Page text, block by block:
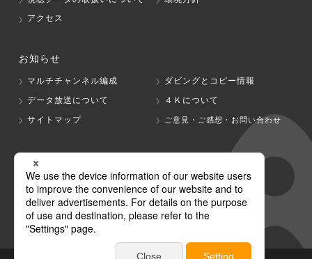
アクセス
お知らせ
マルチチャンネル編成
ダビングとコピー情報
データ放送について
４Ｋについて
サイトマップ
ご意見・ご感想・お問い合わせ
グループ会社
テレビ朝日 テレ朝チャンネル